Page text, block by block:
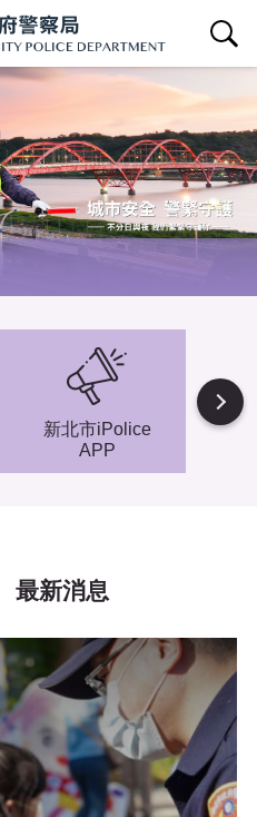
查詢區開關
新北市iPolice
APP
小小
最新消息